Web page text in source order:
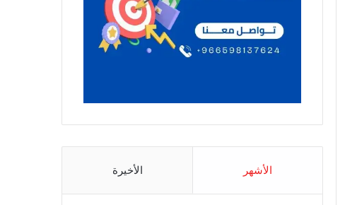
الأشهر الأخيرة